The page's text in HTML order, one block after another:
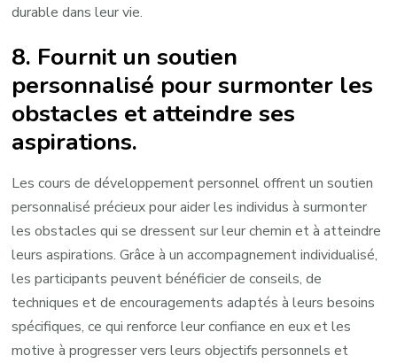
durable dans leur vie.
8. Fournit un soutien
personnalisé pour surmonter les
obstacles et atteindre ses
aspirations.
Les cours de développement personnel offrent un soutien
personnalisé précieux pour aider les individus à surmonter
les obstacles qui se dressent sur leur chemin et à atteindre
leurs aspirations. Grâce à un accompagnement individualisé,
les participants peuvent bénéficier de conseils, de
techniques et de encouragements adaptés à leurs besoins
spécifiques, ce qui renforce leur confiance en eux et les
motive à progresser vers leurs objectifs personnels et